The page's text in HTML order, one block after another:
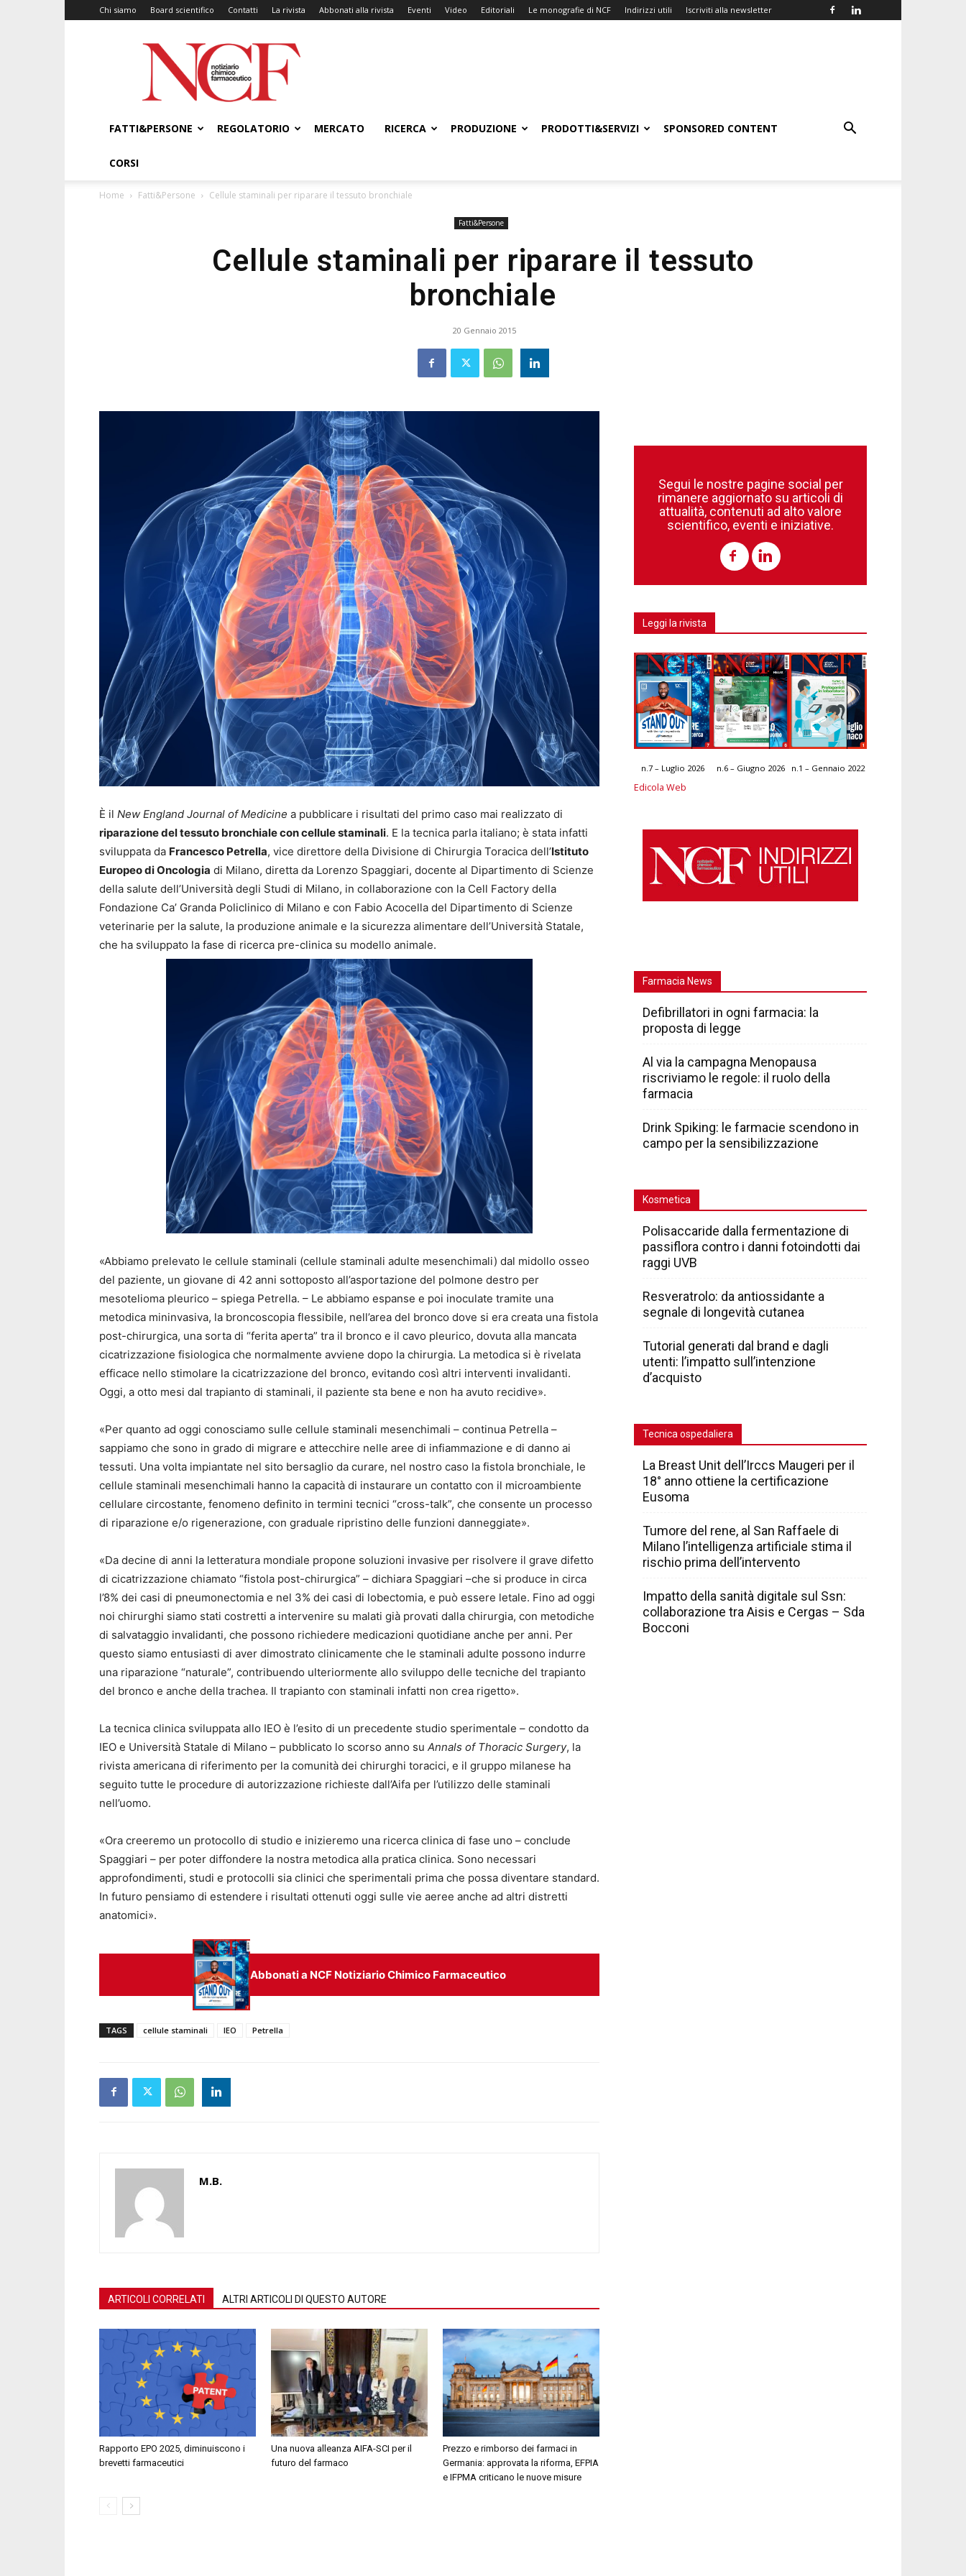
Chi siamo Board scientifico Contatti La rivista Abbonati alla rivista Eventi Video Editoriali Le monografie di NCF Indirizzi utili Iscriviti alla newsletter
NCF
–
Notiziario
Chimico
FATTI&PERSONE
REGOLATORIO MERCATO RICERCA PRODUZIONE PRODOTTI&SERVIZI SPONSORED CONTENT
CORSI
Home Fatti&Persone Cellule staminali per riparare il tessuto bronchiale
Fatti&Persone
Cellule staminali per riparare il tessuto
bronchiale
20 Gennaio 2015
È il New England Journal of Medicine a pubblicare i risultati del primo caso mai realizzato di
riparazione del tessuto bronchiale con cellule staminali. E la tecnica parla italiano; è stata infatti
sviluppata da Francesco Petrella, vice direttore della Divisione di Chirurgia Toracica dell’Istituto
Europeo di Oncologia di Milano, diretta da Lorenzo Spaggiari, docente al Dipartimento di Scienze
della salute dell’Università degli Studi di Milano, in collaborazione con la Cell Factory della
Fondazione Ca’ Granda Policlinico di Milano e con Fabio Acocella del Dipartimento di Scienze
veterinarie per la salute, la produzione animale e la sicurezza alimentare dell’Università Statale,
che ha sviluppato la fase di ricerca pre-clinica su modello animale.
«Abbiamo prelevato le cellule staminali (cellule staminali adulte mesenchimali) dal midollo osseo
del paziente, un giovane di 42 anni sottoposto all’asportazione del polmone destro per
mesotelioma pleurico – spiega Petrella. – Le abbiamo espanse e poi inoculate tramite una
metodica mininvasiva, la broncoscopia flessibile, nell’area del bronco dove si era creata una fistola
post-chirurgica, una sorta di “ferita aperta” tra il bronco e il cavo pleurico, dovuta alla mancata
cicatrizzazione fisiologica che normalmente avviene dopo la chirurgia. La metodica si è rivelata
efficace nello stimolare la cicatrizzazione del bronco, evitando così altri interventi invalidanti.
Oggi, a otto mesi dal trapianto di staminali, il paziente sta bene e non ha avuto recidive».
«Per quanto ad oggi conosciamo sulle cellule staminali mesenchimali – continua Petrella –
sappiamo che sono in grado di migrare e attecchire nelle aree di infiammazione e di danno ai
tessuti. Una volta impiantate nel sito bersaglio da curare, nel nostro caso la fistola bronchiale, le
cellule staminali mesenchimali hanno la capacità di instaurare un contatto con il microambiente
cellulare circostante, fenomeno definito in termini tecnici “cross-talk”, che consente un processo
di riparazione e/o rigenerazione, con graduale ripristino delle funzioni danneggiate».
«Da decine di anni la letteratura mondiale propone soluzioni invasive per risolvere il grave difetto
di cicatrizzazione chiamato “fistola post-chirurgica” – dichiara Spaggiari –che si produce in circa
l’8% dei casi di pneumonectomia e nel 3% dei casi di lobectomia, e può essere letale. Fino ad oggi
noi chirurghi siamo stati costretti a intervenire su malati già provati dalla chirurgia, con metodiche
di salvataggio invalidanti, che possono richiedere medicazioni quotidiane anche per anni. Per
questo siamo entusiasti di aver dimostrato clinicamente che le staminali adulte possono indurre
una riparazione “naturale”, contribuendo ulteriormente allo sviluppo delle tecniche del trapianto
del bronco e anche della trachea. Il trapianto con staminali infatti non crea rigetto».
La tecnica clinica sviluppata allo IEO è l’esito di un precedente studio sperimentale – condotto da
IEO e Università Statale di Milano – pubblicato lo scorso anno su Annals of Thoracic Surgery, la
rivista americana di riferimento per la comunità dei chirurghi toracici, e il gruppo milanese ha
seguito tutte le procedure di autorizzazione richieste dall’Aifa per l’utilizzo delle staminali
nell’uomo.
«Ora creeremo un protocollo di studio e inizieremo una ricerca clinica di fase uno – conclude
Spaggiari – per poter diffondere la nostra metodica alla pratica clinica. Sono necessari
approfondimenti, studi e protocolli sia clinici che sperimentali prima che possa diventare standard.
In futuro pensiamo di estendere i risultati ottenuti oggi sulle vie aeree anche ad altri distretti
anatomici».
Abbonati a NCF Notiziario Chimico Farmaceutico
TAGS cellule staminali IEO Petrella
M.B.
ARTICOLI CORRELATI ALTRI ARTICOLI DI QUESTO AUTORE
Rapporto EPO 2025, diminuiscono i
brevetti farmaceutici
Una nuova alleanza AIFA-SCI per il
futuro del farmaco
Prezzo e rimborso dei farmaci in
Germania: approvata la riforma, EFPIA
e IFPMA criticano le nuove misure
Segui le nostre pagine social per
rimanere aggiornato su articoli di
attualità, contenuti ad alto valore
scientifico, eventi e iniziative.
Leggi la rivista
n.7 – Luglio 2026 n.6 – Giugno 2026 n.1 – Gennaio 2022
Edicola Web
Farmacia News
Defibrillatori in ogni farmacia: la
proposta di legge
Al via la campagna Menopausa
riscriviamo le regole: il ruolo della
farmacia
Drink Spiking: le farmacie scendono in
campo per la sensibilizzazione
Kosmetica
Polisaccaride dalla fermentazione di
passiflora contro i danni fotoindotti dai
raggi UVB
Resveratrolo: da antiossidante a
segnale di longevità cutanea
Tutorial generati dal brand e dagli
utenti: l’impatto sull’intenzione
d’acquisto
Tecnica ospedaliera
La Breast Unit dell’Irccs Maugeri per il
18° anno ottiene la certificazione
Eusoma
Tumore del rene, al San Raffaele di
Milano l’intelligenza artificiale stima il
rischio prima dell’intervento
Impatto della sanità digitale sul Ssn:
collaborazione tra Aisis e Cergas – Sda
Bocconi